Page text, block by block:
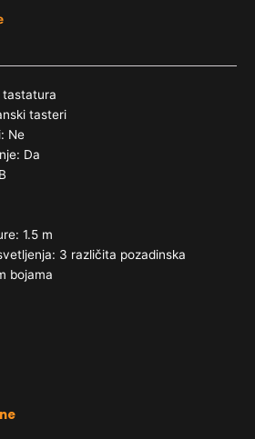
tasteri
Ne
Da
1.5 m
3 različita pozadinska
bojama